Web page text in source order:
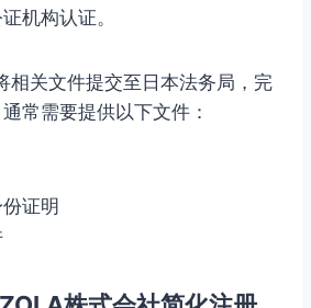
机构认证。
相关文件提交至日本法务局，完
常需要提供以下文件：
证明